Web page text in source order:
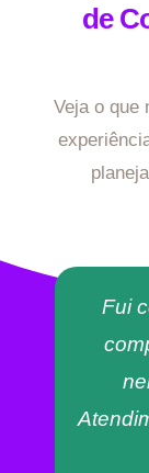
de
Veja o que
Fui